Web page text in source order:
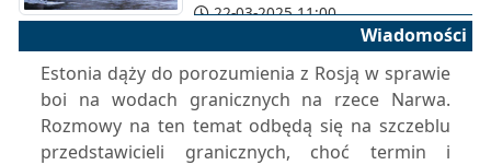
22-03-2025 11:00
Wiadomości
Estonia dąży do porozumienia z Rosją w sprawie
boi na wodach granicznych na rzece Narwa.
Rozmowy na ten temat odbędą się na szczeblu
przedstawicieli granicznych, choć termin i